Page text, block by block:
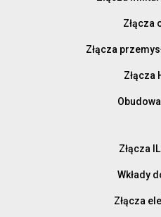
Złącza
Złącza
Złącza
Złącza
Wkłady
Złącza